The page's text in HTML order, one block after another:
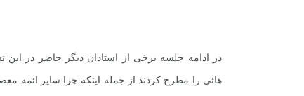
در ادامه جلسه برخی از استادان دیگر حاضر در
هائی را مطرح کردند از جمله اینکه چرا سایر ائمه